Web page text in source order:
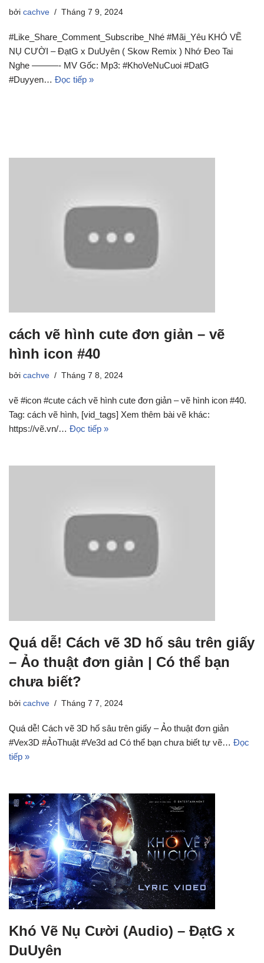
bởi cachve Tháng 7 9, 2024
#Like_Share_Comment_Subscribe_Nhé #Mãi_Yêu KHÓ VẼ
NỤ CƯỜI – ĐạtG x DuUyên ( Skow Remix ) Nhớ Đeo Tai
Nghe ———- MV Gốc: Mp3: #KhoVeNuCuoi #DatG
#Duyyen… Đọc tiếp »
cách vẽ hình cute đơn giản – vẽ
hình icon #40
bởi cachve Tháng 7 8, 2024
vẽ #icon #cute cách vẽ hình cute đơn giản – vẽ hình icon #40.
Tag: cách vẽ hình, [vid_tags] Xem thêm bài vẽ khác:
https://vẽ.vn/… Đọc tiếp »
Quá dễ! Cách vẽ 3D hố sâu trên giấy
– Ảo thuật đơn giản | Có thể bạn
chưa biết?
bởi cachve Tháng 7 7, 2024
Quá dễ! Cách vẽ 3D hố sâu trên giấy – Ảo thuật đơn giản
#Vex3D #ẢoThuật #Ve3d ad Có thể bạn chưa biết tự vẽ… Đọc
tiếp »
Khó Vẽ Nụ Cười (Audio) – ĐạtG x
DuUyên